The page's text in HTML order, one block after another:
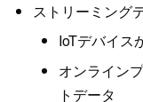
ストリーミング
IoTデバイス
オンライン
トデータ